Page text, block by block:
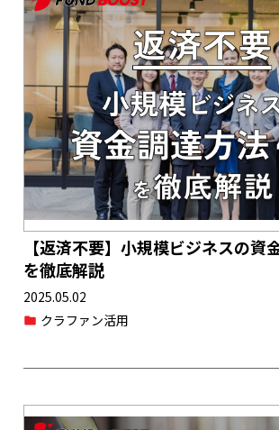
【返済不要】小規模ビジネスの資
を徹底解説
2025.05.02
クラファン活用